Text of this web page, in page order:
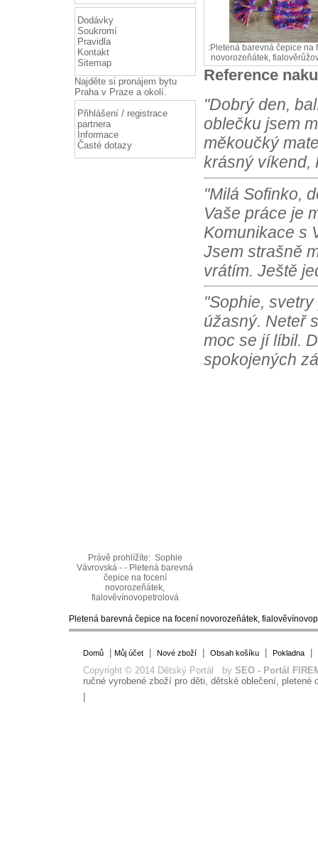
Dodávky
Soukromí
Pravidla
Kontakt
Sitemap
Najděte si pronájem bytu
Prahav Praze a okolí.
Přihlášení / registrace
partnera
Informace
Časté dotazy
:Pletená barevná čepice na
novorozeňátek,
Reference
"Dobrý den,
oblečku jsem
měkoučký
krásný víkend,
"Milá Sofinko,
Vaše práce je
Komunikace s
Jsem strašně
vrátím. Ještě
"Sophie,
úžasný. Neteř
moc se jí líbil.
spokojených
Právě prohlížíte: Sophie
Vávrovská - - Pletená barevná
čepice na focení
novorozeňátek,
fialověvínovopetrolová
Pletená barevná čepice na focení novorozeňátek,
Domů| Můj účet| Nové zboží| Obsah košíku| Pokladna|
Copyright © 2014 Dětský Portál by SEO - Portál
ručné vyrobené zboží pro děti, dětské oblečení, pletené